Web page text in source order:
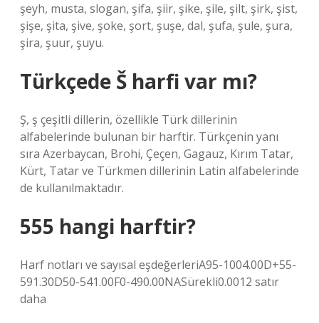
şeyh, musta, slogan, şifa, şiir, şike, şile, şilt, şirk, şist,
şişe, şita, şive, şoke, şort, şuşe, dal, şufa, şule, şura,
şira, şuur, şuyu.
Türkçede Š harfi var mı?
Ş, ş çeşitli dillerin, özellikle Türk dillerinin
alfabelerinde bulunan bir harftir. Türkçenin yanı
sıra Azerbaycan, Brohi, Çeçen, Gagauz, Kırım Tatar,
Kürt, Tatar ve Türkmen dillerinin Latin alfabelerinde
de kullanılmaktadır.
555 hangi harftir?
Harf notları ve sayısal eşdeğerleriA95-1004.00D+55-
591.30D50-541.00F0-490.00NASürekli0.0012 satır
daha